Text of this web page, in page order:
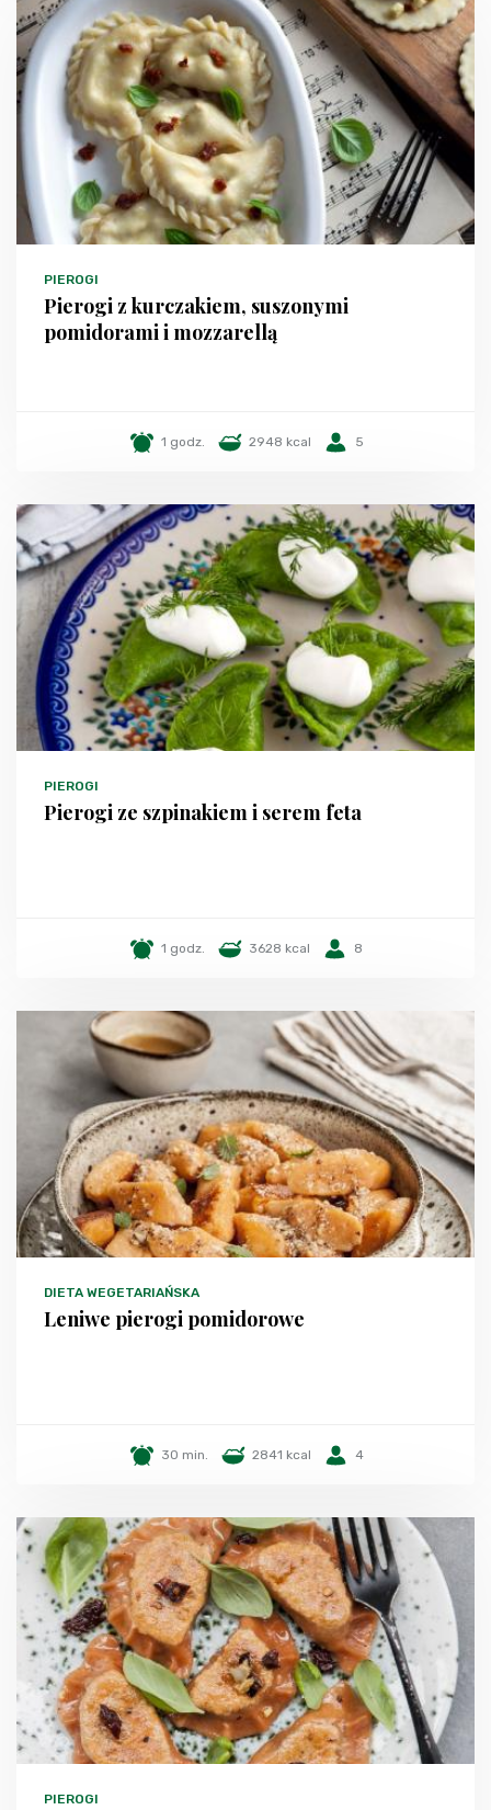
PIEROGI
Pierogi z kurczakiem, suszonymi
pomidorami i mozzarellą
1 godz. 2948 kcal 5
PIEROGI
Pierogi ze szpinakiem i serem feta
1 godz. 3628 kcal 8
DIETA WEGETARIAŃSKA
Leniwe pierogi pomidorowe
30 min. 2841 kcal 4
PIEROGI